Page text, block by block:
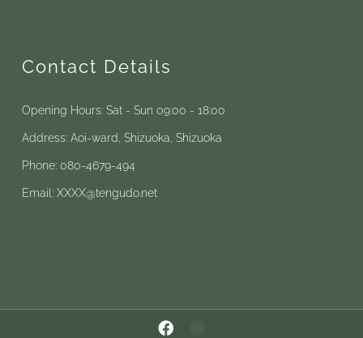
Contact Details
Opening Hours: Sat - Sun 09:00 - 18:00
Address: Aoi-ward, Shizuoka, Shizuoka
Phone: 080-4679-494
Email: XXXX@tengudo.net